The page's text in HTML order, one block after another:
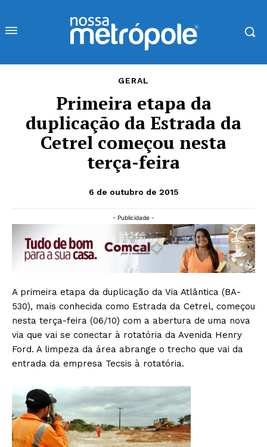
GERAL
Primeira etapa da
duplicação da Estrada da
Cetrel começou nesta
terça-feira
6 de outubro de 2015
- Publicidade -
A primeira etapa da duplicação da Via Atlântica (BA-
530), mais conhecida como Estrada da Cetrel, começou
nesta terça-feira (06/10) com a abertura de uma nova
via que vai se conectar à rotatória da Avenida Henry
Ford. A limpeza da área abrange o trecho que vai da
entrada da empresa Tecsis à rotatória.